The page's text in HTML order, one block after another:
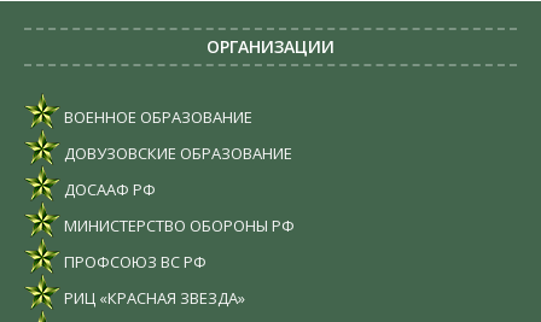
ОРГАНИЗАЦИИ
ВОЕННОЕ ОБРАЗОВАНИЕ
ДОВУЗОВСКИЕ ОБРАЗОВАНИЕ
ДОСААФ РФ
МИНИСТЕРСТВО ОБОРОНЫ РФ
ПРОФСОЮЗ ВС РФ
РИЦ «КРАСНАЯ ЗВЕЗДА»